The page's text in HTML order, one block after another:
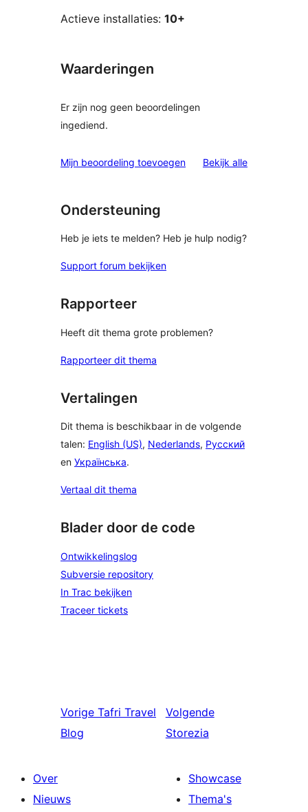
Actieve installaties: 10+
Waarderingen
Er zijn nog geen beoordelingen
ingediend.
Mijn beoordeling toevoegen Bekijk alle
Ondersteuning
Heb je iets te melden? Heb je hulp nodig?
Support forum bekijken
Rapporteer
Heeft dit thema grote problemen?
Rapporteer dit thema
Vertalingen
Dit thema is beschikbaar in de volgende
talen: English (US), Nederlands, Русский
en Українська.
Vertaal dit thema
Blader door de code
Ontwikkelingslog
Subversie repository
In Trac bekijken
Traceer tickets
Vorige Tafri Travel
Blog
Volgende
Storezia
Over
Nieuws
Showcase
Thema's